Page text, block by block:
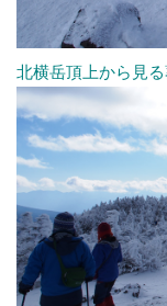
北横岳頂上から見